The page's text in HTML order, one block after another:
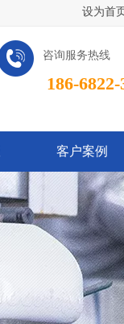
设为首
186-
咨询服务热线
客户案例